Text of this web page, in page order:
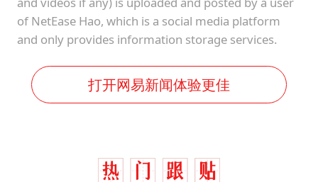
of NetEase Hao, which is a social media platform
and only provides information storage services.
打开网易新闻体验更佳